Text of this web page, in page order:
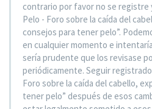
contrario por favor no se registre
Pelo - Foro sobre la caída del
consejos para tener pelo”.
en cualquier momento e
sería prudente que los revisase
periódicamente. Seguir registrado
Foro sobre la caída del cabello,
tener pelo” después de esos